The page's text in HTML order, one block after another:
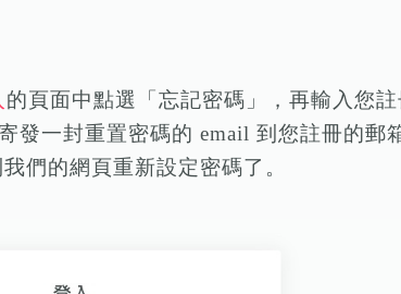
的頁面中點選「忘記密碼」，再輸入您註
發一封重置密碼的 email 到您註冊的郵
們的網頁重新設定密碼了。